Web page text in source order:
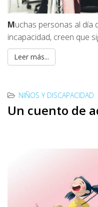
Muchas personas al día
incapacidad, creen que
Leer más...
NIÑOS Y DISCAPACIDAD
Un cuento de